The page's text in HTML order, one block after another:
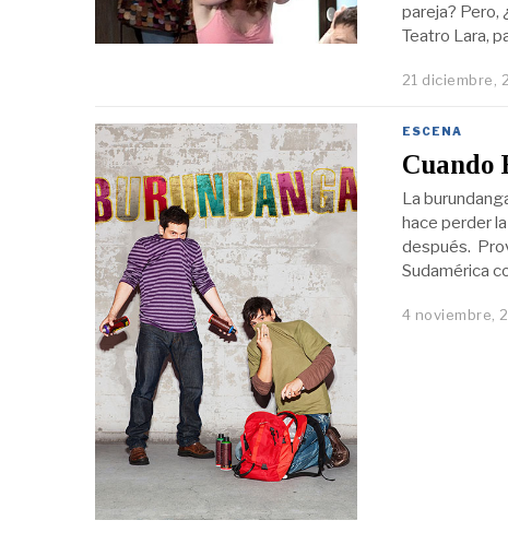
pareja? Pero,
Teatro Lara,
21 diciembre,
ESCENA
Cuando
La
hace perder
después.
Sudamérica
4 noviembre,